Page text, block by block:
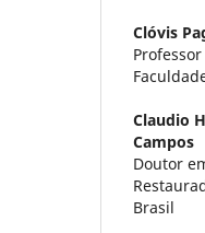
Clóvis
Claudio
Campos
Doutor
Brasil